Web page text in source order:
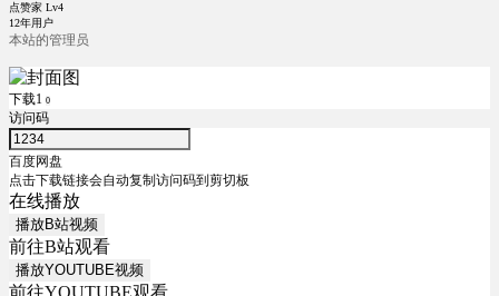
点赞家 Lv4
12年用户
本站的管理员
下载1 0
访问码
百度网盘
点击下载链接会自动复制访问码到剪切板
在线播放
播放B站视频
前往B站观看
播放YOUTUBE视频
前往YOUTUBE观看